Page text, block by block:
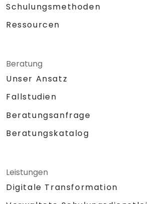
Schulungsmethoden
Ressourcen
Beratung
Unser Ansatz
Fallstudien
Beratungsanfrage
Beratungskatalog
Leistungen
Digitale Transformation